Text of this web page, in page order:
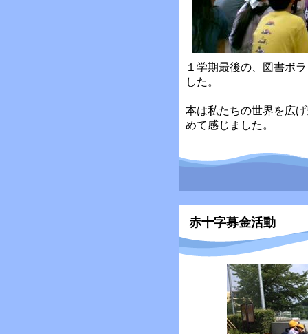
１学期最後の、図書ボ
した。
本は私たちの世界を広
めて感じました。
赤十字募金活動